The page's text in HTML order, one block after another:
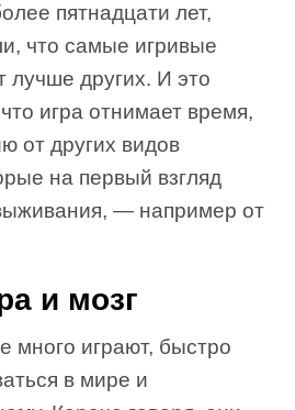
пятнадцати лет,
что самые игривые
других. И это
игра отнимает время,
от других видов
на первый взгляд
— например от
и мозг
много играют, быстро
в мире и